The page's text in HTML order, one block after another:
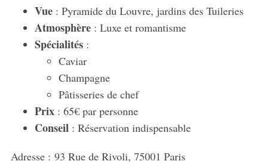
Vue: Pyramide du Louvre, jardins des Tuileries
Atmosphère: Luxe et romantisme
Spécialités:
Caviar
Champagne
Pâtisseries de chef
Prix: 65€ par personne
Conseil : Réservation indispensable
Adresse : 93 Rue de Rivoli, 75001 Paris